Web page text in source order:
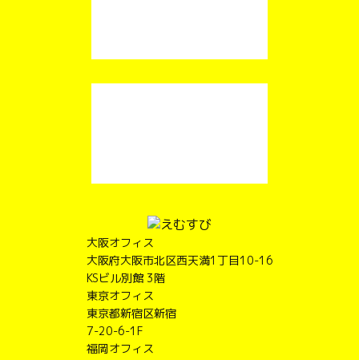
大阪オフィス
大阪府大阪市北区西天満1丁目10-16
KSビル別館 3階
東京オフィス
東京都新宿区新宿
7-20-6-1F
福岡オフィス